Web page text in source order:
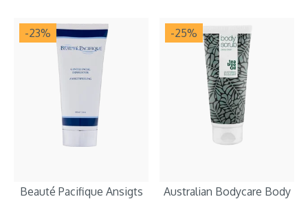
-23%
Beauté Pacifique Ansigts
-25%
Australian Bodycare Body